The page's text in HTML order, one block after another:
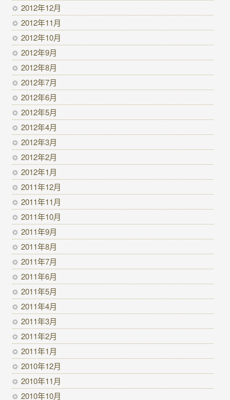
2012年12月
2012年11月
2012年10月
2012年9月
2012年8月
2012年7月
2012年6月
2012年5月
2012年4月
2012年3月
2012年2月
2012年1月
2011年12月
2011年11月
2011年10月
2011年9月
2011年8月
2011年7月
2011年6月
2011年5月
2011年4月
2011年3月
2011年2月
2011年1月
2010年12月
2010年11月
2010年10月